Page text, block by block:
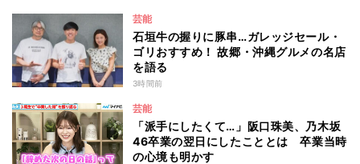
芸能
石垣牛の握りに豚串…ガレッジセール・
ゴリおすすめ！ 故郷・沖縄グルメの名店
を語る
3時間前
芸能
「派手にしたくて…」阪口珠美、乃木坂
46卒業の翌日にしたこととは 卒業当時
の心境も明かす